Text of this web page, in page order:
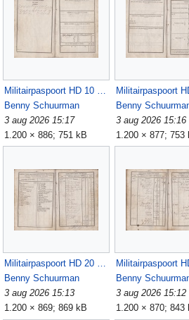
Benny Schuurman
3 aug 2026 15:17
1.200 × 886; 751 kB
Benny
3 aug 2026 15:16
1.200 × 877; 753
Militairpaspoort HD 20 21 BCJA.jpg
Benny Schuurman
3 aug 2026 15:13
1.200 × 869; 869 kB
Benny
3 aug 2026 15:12
1.200 × 870; 843